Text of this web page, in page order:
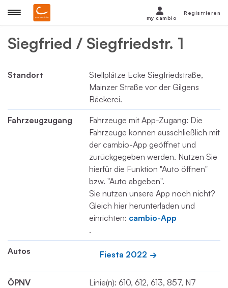
Siegfried / Siegfriedstr. 1
Standort
Stellplätze Ecke Siegfriedstraße,
Mainzer Straße vor der Gilgens
Bäckerei.
Fahrzeugzugang
Fahrzeuge mit App-Zugang: Die
Fahrzeuge können ausschließlich mit
der cambio-App geöffnet und
zurückgegeben werden. Nutzen Sie
hierfür die Funktion "Auto öffnen"
bzw. "Auto abgeben".
Sie nutzen unsere App noch nicht?
Gleich hier herunterladen und
einrichten: cambio-App
.
Autos Fiesta 2022
ÖPNV
Linie(n): 610, 612, 613, 857, N7
my cambio
Registrieren